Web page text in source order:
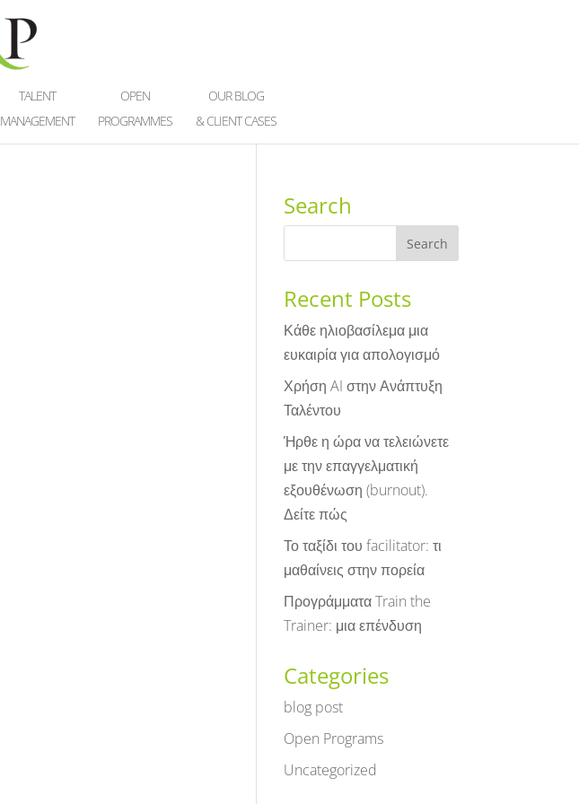
TALENT
MANAGEMENT
OPEN
PROGRAMMES
OUR BLOG
& CLIENT CASES
Search
Recent Posts
Κάθε ηλιοβασίλεμα μια
ευκαιρία για απολογισμό
Χρήση AI στην Ανάπτυξη
Ταλέντου
Ήρθε η ώρα να τελειώνετε
με την επαγγελματική
εξουθένωση (burnout).
Δείτε πώς
Το ταξίδι του facilitator: τι
μαθαίνεις στην πορεία
Προγράμματα Train the
Trainer: μια επένδυση
Categories
blog post
Open Programs
Uncategorized